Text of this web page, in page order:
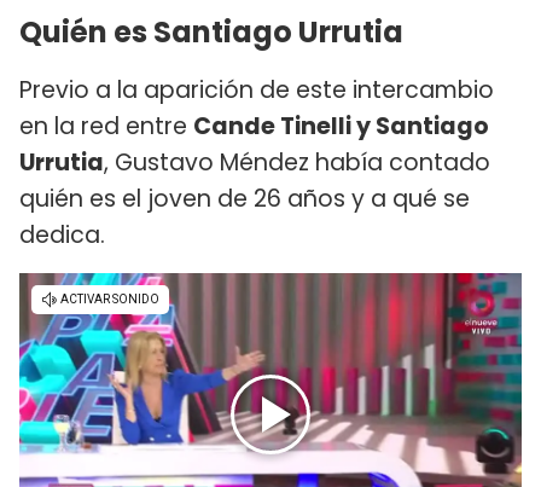
Quién es Santiago Urrutia
Previo a la aparición de este intercambio
en la red entre Cande Tinelli y Santiago
Urrutia, Gustavo Méndez había contado
quién es el joven de 26 años y a qué se
dedica.